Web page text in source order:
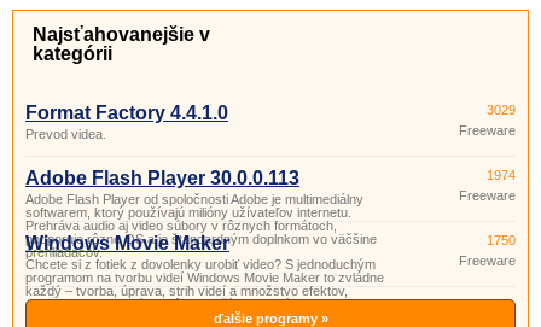
Najsťahovanejšie v
kategórii
Format Factory 4.4.1.0
Prevod videa.
3029
Freeware
Adobe Flash Player 30.0.0.113
Adobe Flash Player od spoločnosti Adobe je multimediálny
softwarem, ktorý používajú milióny užívateľov internetu.
Prehráva audio aj video súbory v rôznych formátoch,
podporuje rôzne OS a je štandardným doplnkom vo väčšine
prehliadačov.
1974
Freeware
Windows Movie Maker
Chcete si z fotiek z dovolenky urobiť video? S jednoduchým
programom na tvorbu videí Windows Movie Maker to zvládne
každý – tvorba, úprava, strih videí a množstvo efektov,
prechodov, zvukových stôp a ďalších funkcií.
1750
Freeware
ďalšie programy »